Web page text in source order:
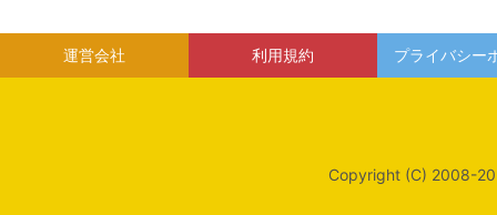
運営会社 利用規約 プライバシー
Copyright (C) 2008-